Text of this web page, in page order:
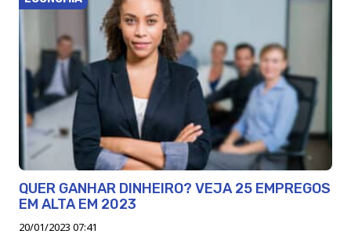
QUER GANHAR DINHEIRO? VEJA 25 EMPREGOS
EM ALTA EM 2023
20/01/2023 07:41